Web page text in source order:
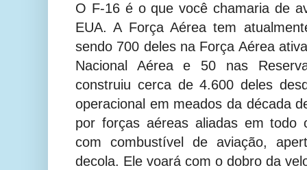
O F-16 é o que você chamaria de
EUA. A Força Aérea tem
sendo 700 deles na Força Aérea
Nacional Aérea e 50 nas
construiu cerca de 4.600 deles
operacional em meados da década
por forças aéreas aliadas em todo
com combustível de aviação,
decola. Ele voará com o dobro da